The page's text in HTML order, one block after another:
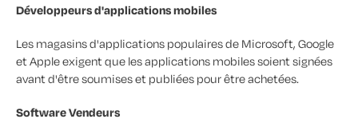
Développeurs d'applications mobiles
Les magasins d'applications populaires de Microsoft, Google
et Apple exigent que les applications mobiles soient signées
avant d'être soumises et publiées pour être achetées.
Software Vendeurs